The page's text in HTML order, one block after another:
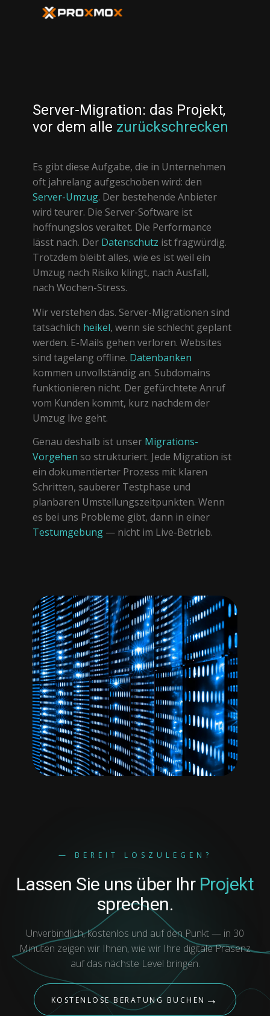
Server-Migration: das Projekt,
vor dem alle zurückschrecken
Es gibt diese Aufgabe, die in Unternehmen
oft jahrelang aufgeschoben wird: den
Server-Umzug. Der bestehende Anbieter
wird teurer. Die Server-Software ist
hoffnungslos veraltet. Die Performance
lässt nach. Der Datenschutz ist fragwürdig.
Trotzdem bleibt alles, wie es ist weil ein
Umzug nach Risiko klingt, nach Ausfall,
nach Wochen-Stress.
Wir verstehen das. Server-Migrationen sind
tatsächlich heikel, wenn sie schlecht geplant
werden. E-Mails gehen verloren. Websites
sind tagelang offline. Datenbanken
kommen unvollständig an. Subdomains
funktionieren nicht. Der gefürchtete Anruf
vom Kunden kommt, kurz nachdem der
Umzug live geht.
Genau deshalb ist unser Migrations-
Vorgehen so strukturiert. Jede Migration ist
ein dokumentierter Prozess mit klaren
Schritten, sauberer Testphase und
planbaren Umstellungszeitpunkten. Wenn
es bei uns Probleme gibt, dann in einer
Testumgebung — nicht im Live-Betrieb.
— BEREIT LOSZULEGEN?
Lassen Sie uns über Ihr Projekt
sprechen.
Unverbindlich, kostenlos und auf den Punkt — in 30
Minuten zeigen wir Ihnen, wie wir Ihre digitale Präsenz
auf das nächste Level bringen.
KOSTENLOSE BERATUNG BUCHEN →